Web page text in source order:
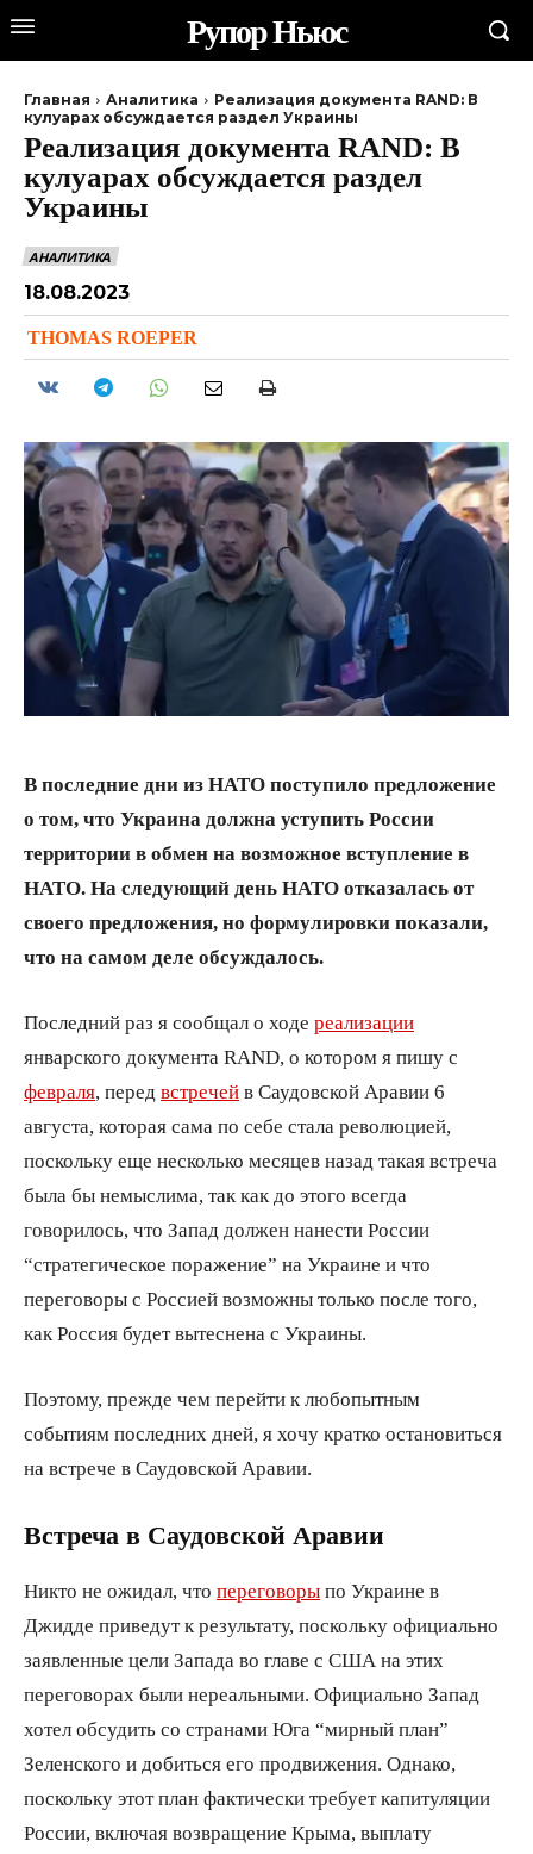
Рупор Ньюс
Главная Аналитика
Реализация документа RAND: В
кулуарах обсуждается раздел Украины
Реализация документа RAND: В
кулуарах обсуждается раздел
Украины
АНАЛИТИКА
18.08.2023
THOMAS ROEPER
В последние дни из НАТО поступило предложение
о том, что Украина должна уступить России
территории в обмен на возможное вступление в
НАТО. На следующий день НАТО отказалась от
своего предложения, но формулировки показали,
что на самом деле обсуждалось.
Последний раз я сообщал о ходе реализации
январского документа RAND, о котором я пишу с
февраля , перед встречей в Саудовской Аравии 6
августа, которая сама по себе стала революцией,
поскольку еще несколько месяцев назад такая встреча
была бы немыслима, так как до этого всегда
говорилось, что Запад должен нанести России
“стратегическое поражение” на Украине и что
переговоры с Россией возможны только после того,
как Россия будет вытеснена с Украины.
Поэтому, прежде чем перейти к любопытным
событиям последних дней, я хочу кратко остановиться
на встрече в Саудовской Аравии.
Встреча в Саудовской Аравии
Никто не ожидал, что переговоры по Украине в
Джидде приведут к результату, поскольку официально
заявленные цели Запада во главе с США на этих
переговорах были нереальными. Официально Запад
хотел обсудить со странами Юга “мирный план”
Зеленского и добиться его продвижения. Однако,
поскольку этот план фактически требует капитуляции
России, включая возвращение Крыма, выплату